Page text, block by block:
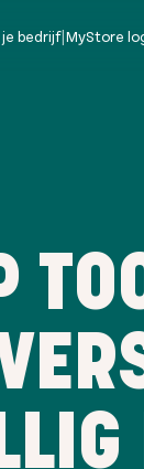
bedrijf|MyStore